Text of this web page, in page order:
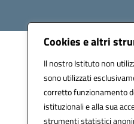
Cookies e altri
Il nostro Istituto non
sono utilizzati
corretto funzionamento
istituzionali e alla sua
strumenti statistici